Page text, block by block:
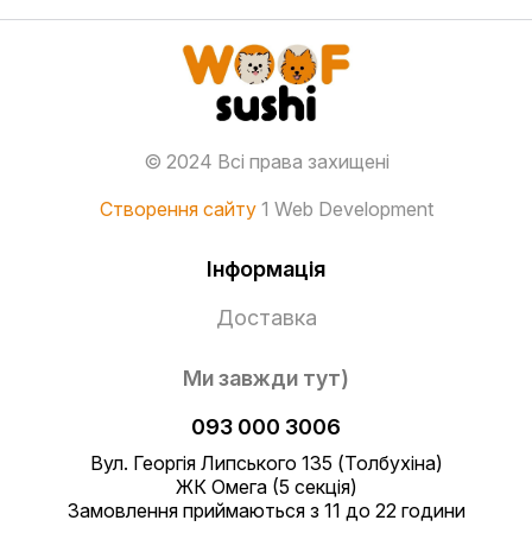
© 2024 Всі права захищені
Створення сайту1 Web Development
Інформація
Доставка
Ми завжди тут)
093 000 3006
Вул. Георгія Липського 135 (Толбухіна)
ЖК Омега (5 секція)
Замовлення приймаються з 11 до 22 години